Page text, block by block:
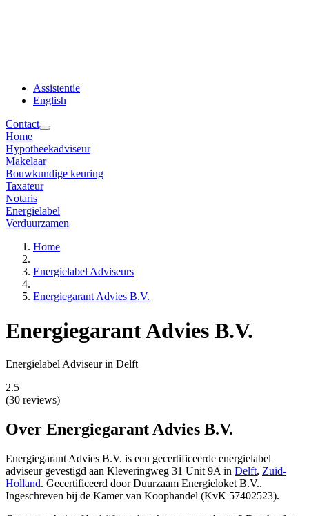
Assistentie
English
Contact
Home
Hypotheekadviseur
Makelaar
Bouwkundige keuring
Taxateur
Notaris
Energielabel
Verduurzamen
Home
Energielabel Adviseurs
Energiegarant Advies B.V.
Energiegarant Advies B.V.
Energielabel Adviseur in Delft
2.5
(30 reviews)
Over Energiegarant Advies B.V.
Energiegarant Advies B.V. is een gecertificeerde energielabel
adviseur gevestigd aan Kleveringweg 31 Unit 9A in Delft, Zuid-
Holland. Gecertificeerd door Duurzaam Energieloket B.V..
Ingeschreven bij de Kamer van Koophandel (KvK 57402523).